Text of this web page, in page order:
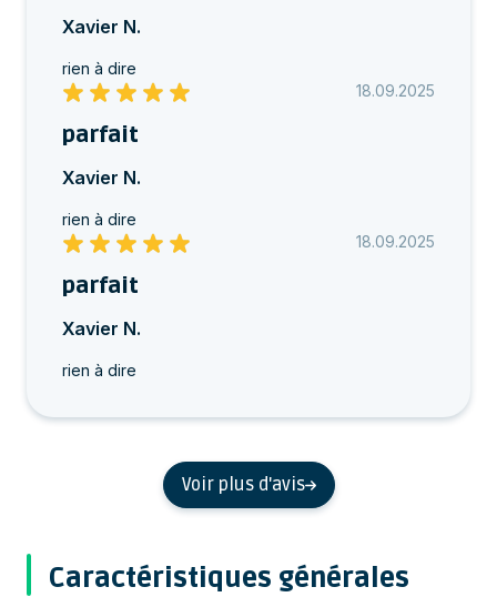
Xavier N.
rien à dire
18.09.2025
parfait
Xavier N.
rien à dire
18.09.2025
parfait
Xavier N.
rien à dire
Voir plus d'avis
Caractéristiques générales